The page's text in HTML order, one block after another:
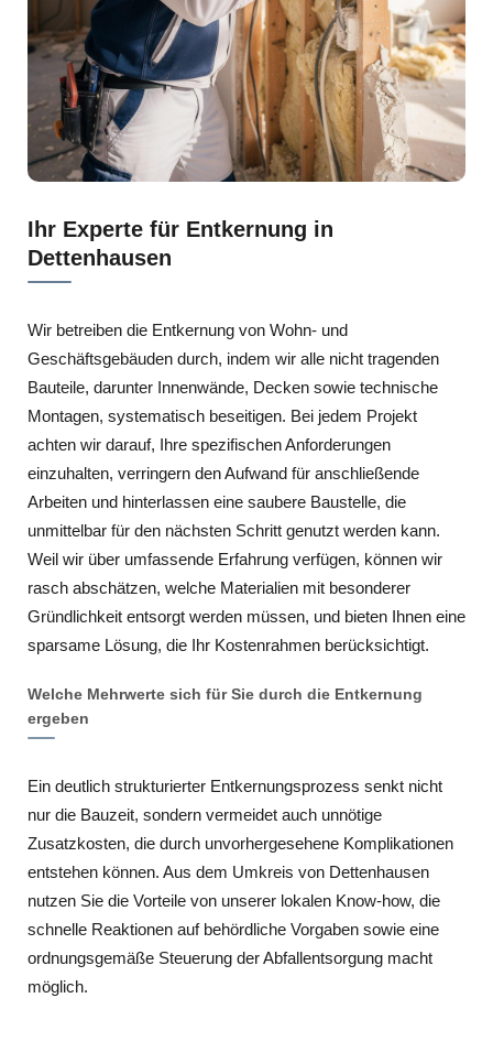
Ihr Experte für Entkernung in
Dettenhausen
Wir betreiben die Entkernung von Wohn- und
Geschäftsgebäuden durch, indem wir alle nicht tragenden
Bauteile, darunter Innenwände, Decken sowie technische
Montagen, systematisch beseitigen. Bei jedem Projekt
achten wir darauf, Ihre spezifischen Anforderungen
einzuhalten, verringern den Aufwand für anschließende
Arbeiten und hinterlassen eine saubere Baustelle, die
unmittelbar für den nächsten Schritt genutzt werden kann.
Weil wir über umfassende Erfahrung verfügen, können wir
rasch abschätzen, welche Materialien mit besonderer
Gründlichkeit entsorgt werden müssen, und bieten Ihnen eine
sparsame Lösung, die Ihr Kostenrahmen berücksichtigt.
Welche Mehrwerte sich für Sie durch die Entkernung
ergeben
Ein deutlich strukturierter Entkernungsprozess senkt nicht
nur die Bauzeit, sondern vermeidet auch unnötige
Zusatzkosten, die durch unvorhergesehene Komplikationen
entstehen können. Aus dem Umkreis von Dettenhausen
nutzen Sie die Vorteile von unserer lokalen Know-how, die
schnelle Reaktionen auf behördliche Vorgaben sowie eine
ordnungsgemäße Steuerung der Abfallentsorgung macht
möglich.